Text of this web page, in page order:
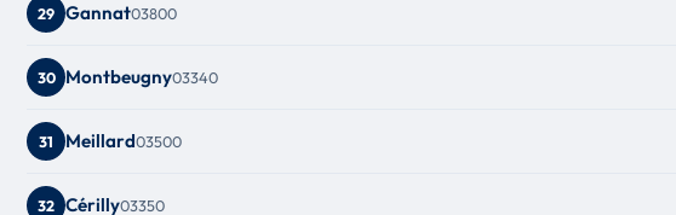
29 Gannat03800
30 Montbeugny03340
31 Meillard03500
32 Cérilly03350